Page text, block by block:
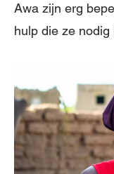
Awa zijn erg
hulp die ze